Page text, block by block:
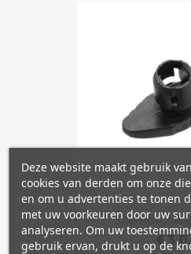
Clip
€
Deze website maakt gebruik
cookies van derden om onze
en om u advertenties te tonen
met uw voorkeuren door uw
analyseren. Om uw
gebruik ervan, drukt u op de